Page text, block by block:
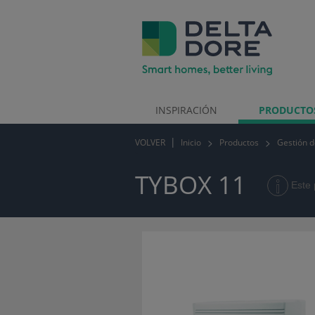
INSPIRACIÓN
VOLVER Inicio Productos Gestión
TYBOX 11 Este